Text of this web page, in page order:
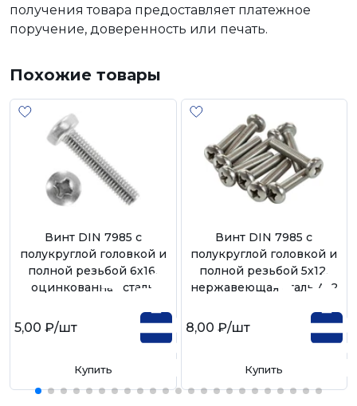
получения товара предоставляет платежное
поручение, доверенность или печать.
Похожие товары
Винт DIN 7985 с
полукруглой головкой и
полной резьбой 6х16,
оцинкованная сталь
5,00 ₽/шт
Купить
Винт DIN 7985 с
полукруглой головкой и
полной резьбой 5х12,
нержавеющая сталь А-2
8,00 ₽/шт
Купить